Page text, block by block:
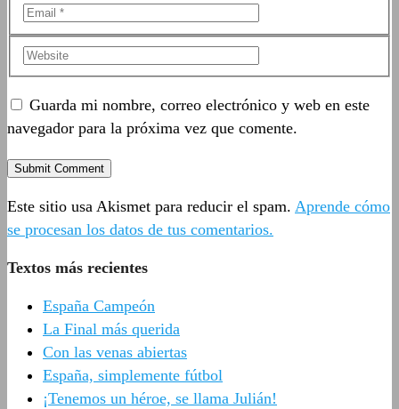
Guarda mi nombre, correo electrónico y web en este
navegador para la próxima vez que comente.
Este sitio usa Akismet para reducir el spam. Aprende cómo
se procesan los datos de tus comentarios.
Textos más recientes
España Campeón
La Final más querida
Con las venas abiertas
España, simplemente fútbol
¡Tenemos un héroe, se llama Julián!